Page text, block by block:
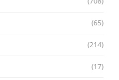
(65)
(214)
(17)